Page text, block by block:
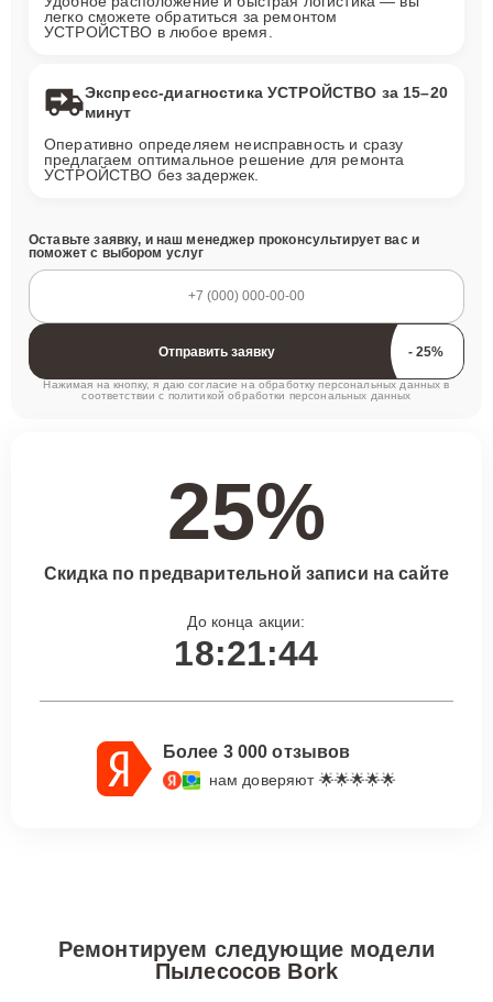
легко сможете обратиться за ремонтом
УСТРОЙСТВО в любое время.
Экспресс-диагностика УСТРОЙСТВО за 15–20
минут
Оперативно определяем неисправность и сразу
предлагаем оптимальное решение для ремонта
УСТРОЙСТВО без задержек.
Оставьте заявку, и наш менеджер проконсультирует вас и
поможет с выбором услуг
Отправить заявку
Нажимая на кнопку, я даю согласие на обработку персональных данных в
соответствии с политикой обработки персональных данных
25%
Скидка по предварительной записи на сайте
До конца акции:
18:21:43
Более 3 000 отзывов
нам доверяют 🌟🌟🌟🌟🌟
Ремонтируем следующие модели
Пылесосов Bork